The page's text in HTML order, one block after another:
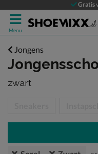
Gratis
Menu
Jongens
zwart